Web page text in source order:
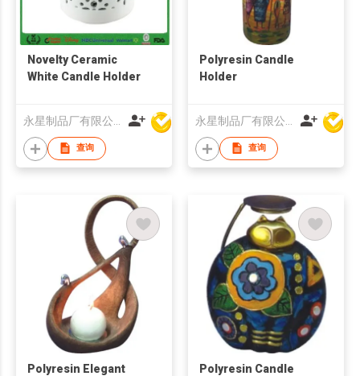
Novelty Ceramic
White Candle Holder
查询
Polyresin Candle
Holder
查询
Polyresin Elegant
Polyresin Candle